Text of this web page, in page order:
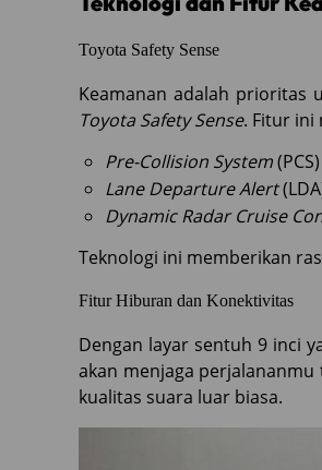
Toyota Safety Sense
Keamanan adalah prioritas
Toyota Safety Sense. Fitur ini
Pre-Collision System(PCS)
Lane Departure Alert
Dynamic Radar Cruise
Teknologi ini memberikan
Fitur Hiburan dan Konektivitas
Dengan layar sentuh 9 inci
akan menjaga perjalananmu
kualitas suara luar biasa.